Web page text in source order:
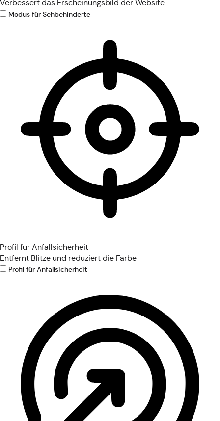
Verbessert das Erscheinungsbild der Website
Modus für Sehbehinderte
Profil für Anfallsicherheit
Entfernt Blitze und reduziert die Farbe
Profil für Anfallsicherheit